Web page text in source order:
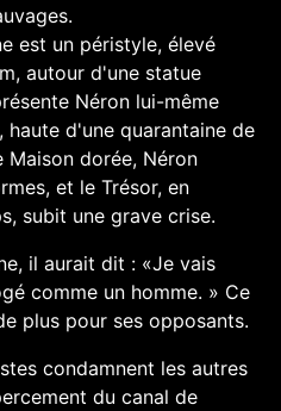
est un péristyle, élevé
autour d'une statue
Néron lui-même
haute d'une quarantaine de
Maison dorée, Néron
et le Trésor, en
subit une grave crise.
il aurait dit : «Je vais
comme un homme. » Ce
plus pour ses opposants.
condamnent les autres
du canal de